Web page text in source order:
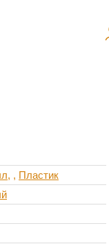
, Пластик